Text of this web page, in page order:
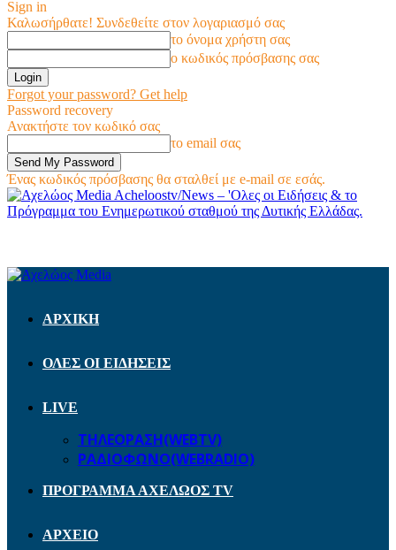
Sign in
Καλωσήρθατε! Συνδεθείτε στον λογαριασμό σας
το όνομα χρήστη σας
ο κωδικός πρόσβασης σας
Forgot your password? Get help
Password recovery
Ανακτήστε τον κωδικό σας
το email σας
Ένας κωδικός πρόσβασης θα σταλθεί με e-mail σε εσάς.
Acheloostv/News – 'Ολες οι Ειδήσεις & το
Πρόγραμμα του Ενημερωτικού σταθμού της Δυτικής Ελλάδας.
ΑΡΧΙΚΗ
ΟΛΕΣ ΟΙ ΕΙΔΗΣΕΙΣ
LIVE
ΤΗΛΕΟΡΑΣΗ(WEBTV)
ΡΑΔΙΟΦΩΝΟ(WEBRADIO)
ΠΡΟΓΡΑΜΜΑ ΑΧΕΛΩΟΣ TV
ΑΡΧΕΙΟ